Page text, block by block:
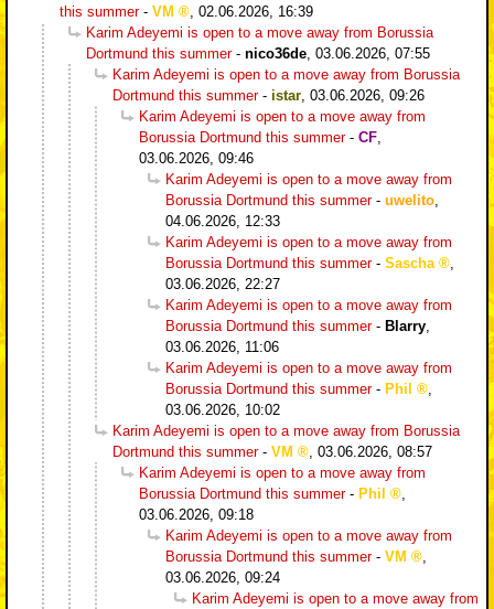
this summer- VM , 02.06.2026, 16:39
Karim Adeyemi is open to a move away from Borussia
Dortmund this summer- nico36de, 03.06.2026, 07:55
Karim Adeyemi is open to a move away from Borussia
Dortmund this summer- istar, 03.06.2026, 09:26
Karim Adeyemi is open to a move away from
Borussia Dortmund this summer- CF,
03.06.2026, 09:46
Karim Adeyemi is open to a move away from
Borussia Dortmund this summer- uwelito,
04.06.2026, 12:33
Karim Adeyemi is open to a move away from
Borussia Dortmund this summer- Sascha
,
03.06.2026, 22:27
Karim Adeyemi is open to a move away from
Borussia Dortmund this summer- Blarry,
03.06.2026, 11:06
Karim Adeyemi is open to a move away from
Borussia Dortmund this summer- Phil
,
03.06.2026, 10:02
Karim Adeyemi is open to a move away from Borussia
Dortmund this summer- VM , 03.06.2026, 08:57
Karim Adeyemi is open to a move away from
Borussia Dortmund this summer- Phil
,
03.06.2026, 09:18
Karim Adeyemi is open to a move away from
Borussia Dortmund this summer- VM
,
03.06.2026, 09:24
Karim Adeyemi is open to a move away from